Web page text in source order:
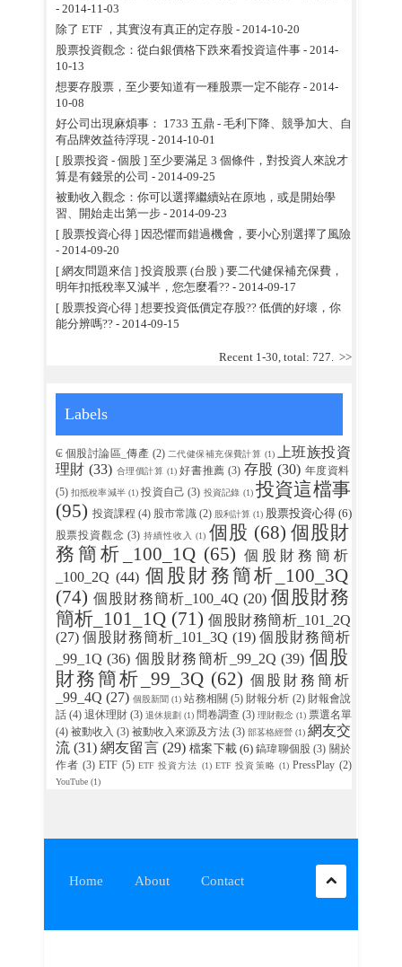
- 2014-11-03
除了 ETF ，其實沒有真正的定存股- 2014-10-20
股票投資觀念：從白銀價格下跌來看投資這件事- 2014-
10-13
想要存股票，至少要知道有一種股票一定不能存 - 2014-
10-08
好公司出現麻煩事： 1733 五鼎 - 毛利下降、競爭加大、自
有品牌效益待浮現 - 2014-10-01
[ 股票投資 - 個股 ] 至少要滿足 3 個條件，對投資人來說才
算是有錢景的公司 - 2014-09-25
被動收入觀念：你可以選擇繼續站在原地，或是開始學
習、開始走出第一步 - 2014-09-23
[ 股票投資心得 ] 因恐懼而錯過機會，要小心別選擇了風險
- 2014-09-20
[ 網友問題來信 ] 投資股票 (台股 ) 要二代健保補充保費，
明年扣抵稅率又減半，您怎麼看??- 2014-09-17
[ 股票投資心得 ] 想要投資低價定存股?? 低價的好壞，你
能分辨嗎??- 2014-09-15
Recent 1-30, total: 727. >>
Labels
₢ 個股討論區_傳產 (2) 二代健保補充保費計算 (1)
上班族投資
理財 (33) 合理價計算 (1) 好書推薦 (3) 存股 (30) 年度資料
(5) 扣抵稅率減半 (1) 投資自己 (3) 投資記錄 (1) 投資這檔事
(95) 投資課程 (4) 股市常識 (2) 股利計算 (1) 股票投資心得 (6)
股票投資觀念 (3) 持續性收入 (1) 個股 (68) 個股財
務簡析_100_1Q (65) 個股財務簡析
_100_2Q (44) 個股財務簡析_100_3Q
(74) 個股財務簡析_100_4Q (20) 個股財務
簡析_101_1Q (71) 個股財務簡析_101_2Q
(27) 個股財務簡析_101_3Q (19) 個股財務簡析
_99_1Q (36) 個股財務簡析_99_2Q (39) 個股
財務簡析_99_3Q (62) 個股財務簡析
_99_4Q (27) 個股新聞 (1) 站務相關 (5) 財報分析 (2) 財報會說
話 (4) 退休理財 (3) 退休規劃 (1) 問卷調查 (3) 理財觀念 (1) 票選名單
(4) 被動收入 (3) 被動收入來源及方法 (3) 部茖格經營 (1) 網友交
流 (31) 網友留言 (29) 檔案下載 (6) 鎬瑋聊個股 (3) 關於
作者 (3) ETF (5) ETF 投資方法 (1) ETF 投資策略 (1) PressPlay (2)
YouTube (1)
Home About Contact